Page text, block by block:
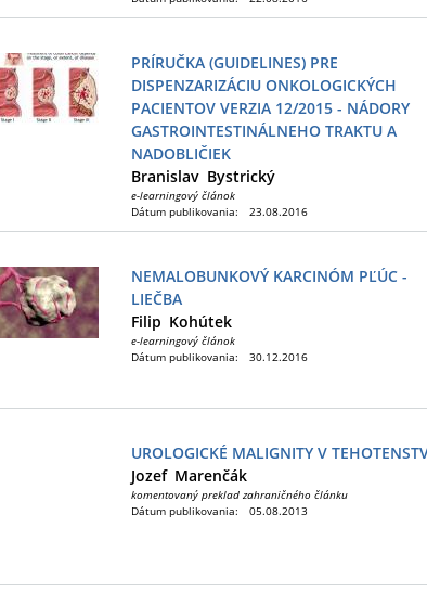
PRÍRUČKA (GUIDELINES) PRE
DISPENZARIZÁCIU ONKOLOGICKÝCH
PACIENTOV VERZIA 12/2015 - NÁDORY
GASTROINTESTINÁLNEHO TRAKTU A
NADOBLIČIEK
Branislav Bystrický
e-learningový článok
Dátum publikovania:
23.08.2016
NEMALOBUNKOVÝ KARCINÓM PĽÚC -
LIEČBA
Filip Kohútek
e-learningový článok
Dátum publikovania:
30.12.2016
UROLOGICKÉ MALIGNITY V
Jozef Marenčák
komentovaný preklad zahraničného článku
Dátum publikovania:
05.08.2013